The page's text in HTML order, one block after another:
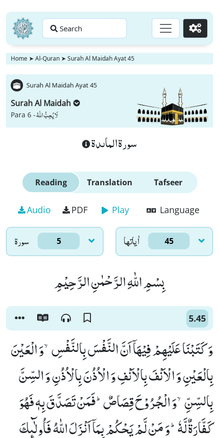
Search Go
Home ➤ Al-Quran ➤ Surah Al Maidah Ayat 45
Surah Al Maidah Ayat 45
Surah Al Maidah
Para 6 -لَا یُحِبُّ اللّٰهُ
سورة الماىدة
Reading Translation Tafseer
Audio PDF Play Language
سورۃ 5 اٰياتها 45
بِسْمِ اللّٰهِ الرَّحْمٰنِ الرَّحِیْمِ
5.45
وَ كَتَبْنَا عَلَیْهِمْ فِیْهَاۤ اَنَّ النَّفْسَ بِالنَّفْسِۙ-وَ الْعَیْنَ
بِالْعَیْنِ وَ الْاَنْفَ بِالْاَنْفِ وَ الْاُذُنَ بِالْاُذُنِ وَ السِّنَّ
بِالسِّنِّۙ-وَ الْجُرُوْحَ قِصَاصٌؕ-فَمَنْ تَصَدَّقَ بِهٖ فَهُوَ
كَفَّارَةٌ لَّهٗؕ-وَ مَنْ لَّمْ یَحْكُمْ بِمَاۤ اَنْزَلَ اللّٰهُ فَاُولٰٓىٕكَ